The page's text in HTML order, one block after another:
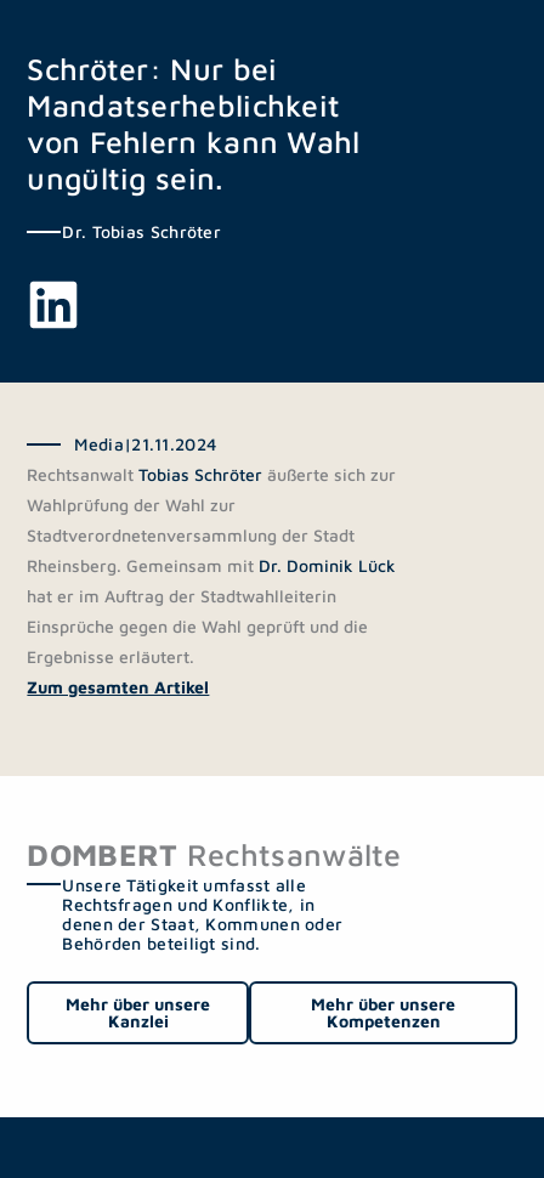
springen
Schröter: Nur bei
Mandatserheblichkeit
von Fehlern kann Wahl
ungültig sein.
Dr. Tobias Schröter
Media|21.11.2024
RechtsanwaltTobias Schröter äußerte sich zur
Wahlprüfung der Wahl zur
Stadtverordnetenversammlung der Stadt
Rheinsberg. Gemeinsam mit Dr. Dominik Lück
hat er im Auftrag der Stadtwahlleiterin
Einsprüche gegen die Wahl geprüft und die
Ergebnisse erläutert.
Zum gesamten Artikel
DOMBERT Rechtsanwälte
Unsere Tätigkeit umfasst alle
Rechtsfragen und Konflikte, in
denen der Staat, Kommunen oder
Behörden beteiligt sind.
Mehr über unsere
Kanzlei
Mehr über unsere
Kompetenzen